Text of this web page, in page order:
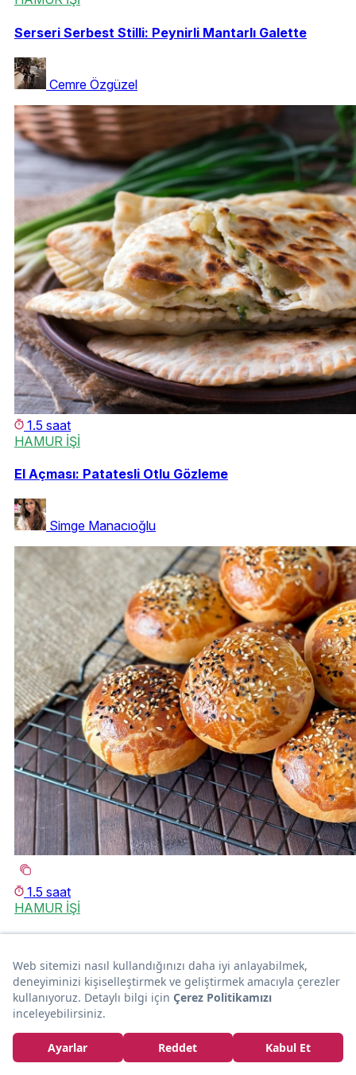
Serseri Serbest Stilli: Peynirli Mantarlı Galette
Cemre Özgüzel
1.5 saat
HAMUR İŞİ
El Açması: Patatesli Otlu Gözleme
Simge Manacıoğlu
1.5 saat
HAMUR İŞİ
Çigdem Esastürk